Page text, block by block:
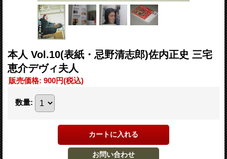
本人 Vol.10(表紙・忌野清志郎)佐内正史 三宅
恵介デヴィ夫人
販売価格: 900円(税込)
数量: